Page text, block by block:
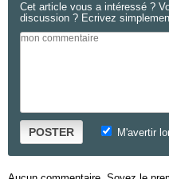
Cet article vous a intéressé ?
discussion ? Ecrivez
POSTER M'avertir